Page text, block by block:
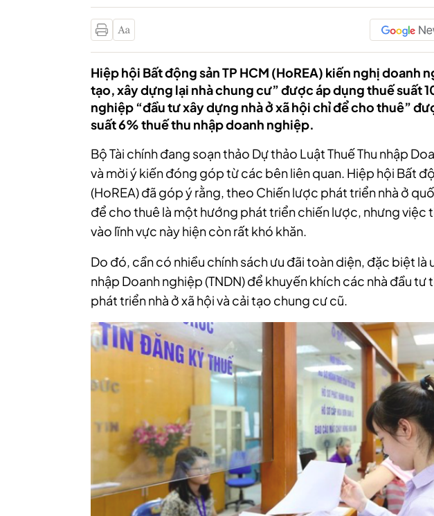
Hiệp hội Bất động sản TP HCM (HoREA) kiến nghị doanh
tạo, xây dựng lại nhà chung cư” được áp dụng thuế suất
nghiệp “đầu tư xây dựng nhà ở xã hội chỉ để cho thuê”
suất 6% thuế thu nhập doanh nghiệp.
Bộ Tài chính đang soạn thảo Dự thảo Luật Thuế Thu nhập
và mời ý kiến đóng góp từ các bên liên quan. Hiệp hội Bất
(HoREA) đã góp ý rằng, theo Chiến lược phát triển nhà ở
để cho thuê là một hướng phát triển chiến lược, nhưng việc
vào lĩnh vực này hiện còn rất khó khăn.
Do đó, cần có nhiều chính sách ưu đãi toàn diện, đặc biệt là
nhập Doanh nghiệp (TNDN) để khuyến khích các nhà đầu tư
phát triển nhà ở xã hội và cải tạo chung cư cũ.